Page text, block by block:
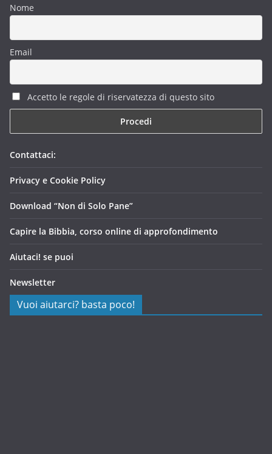
Nome
Email
Accetto le regole di riservatezza di questo sito
Contattaci:
Privacy e Cookie Policy
Download “Non di Solo Pane”
Capire la Bibbia, corso online di approfondimento
Aiutaci! se puoi
Newsletter
Vuoi aiutarci? basta poco!